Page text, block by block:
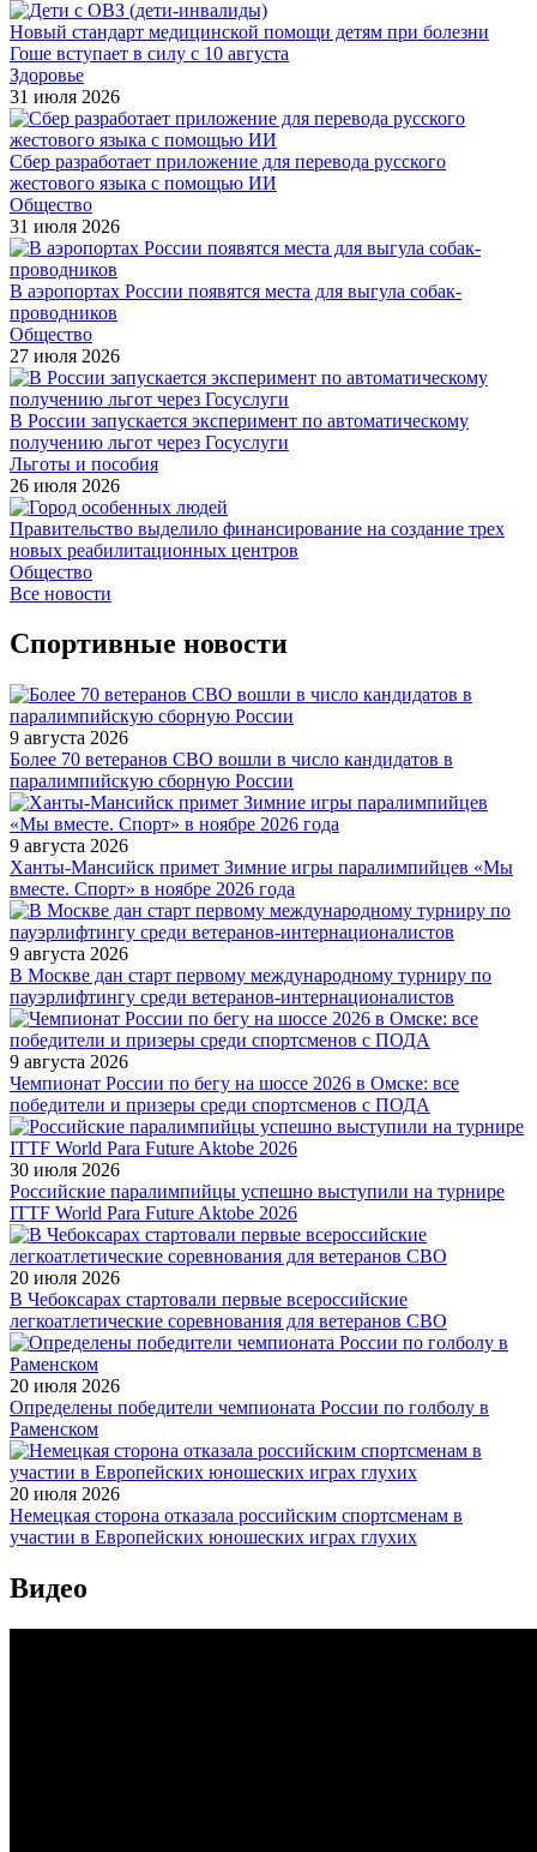
Новый стандарт медицинской помощи детям при болезни
Гоше вступает в силу с 10 августа
Здоровье
31 июля 2026
Сбер разработает приложение для перевода русского
жестового языка с помощью ИИ
Общество
31 июля 2026
В аэропортах России появятся места для выгула собак-
проводников
Общество
27 июля 2026
В России запускается эксперимент по автоматическому
получению льгот через Госуслуги
Льготы и пособия
26 июля 2026
Правительство выделило финансирование на создание трех
новых реабилитационных центров
Общество
Все новости
Спортивные новости
9 августа 2026
Более 70 ветеранов СВО вошли в число кандидатов в
паралимпийскую сборную России
9 августа 2026
Ханты-Мансийск примет Зимние игры паралимпийцев «Мы
вместе. Спорт» в ноябре 2026 года
9 августа 2026
В Москве дан старт первому международному турниру по
пауэрлифтингу среди ветеранов-интернационалистов
9 августа 2026
Чемпионат России по бегу на шоссе 2026 в Омске: все
победители и призеры среди спортсменов с ПОДА
30 июля 2026
Российские паралимпийцы успешно выступили на турнире
ITTF World Para Future Aktobe 2026
20 июля 2026
В Чебоксарах стартовали первые всероссийские
легкоатлетические соревнования для ветеранов СВО
20 июля 2026
Определены победители чемпионата России по голболу в
Раменском
20 июля 2026
Немецкая сторона отказала российским спортсменам в
участии в Европейских юношеских играх глухих
Видео